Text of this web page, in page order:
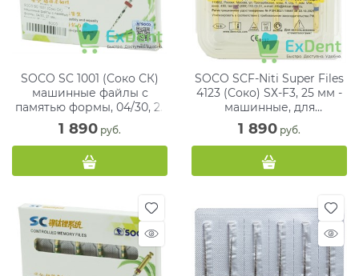
SOCO SC 1001 (Соко СК)
машинные файлы с
памятью формы, 04/30, 21
мм, блистер (6 шт)
1 890 руб.
SOCO SCF-Niti Super Files
4123 (Соко) SХ-F3, 25 мм -
машинные, для
вторичного аналог
ProTaper (6 шт)
1 890 руб.